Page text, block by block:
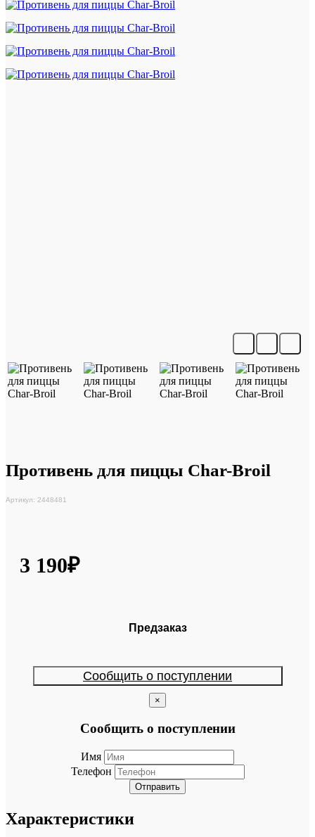
Противень для пиццы Char-Broil
Артикул: 2448481
3 190₽
Предзаказ
Сообщить о поступлении
×
Сообщить о поступлении
Имя
Телефон
Отправить
Характеристики